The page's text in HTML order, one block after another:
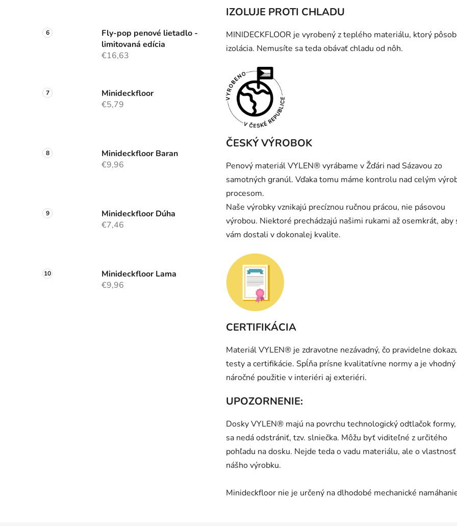
Fly-pop penové lietadlo -
limitovaná edícia
€16,63
Minideckfloor
€5,79
Minideckfloor Baran
€9,96
Minideckfloor Dúha
€7,46
Minideckfloor Lama
€9,96
IZOLUJE PROTI CHLADU
MINIDECKFLOOR je vyrobený z teplého materiálu, ktorý
izolácia. Nemusíte sa teda obávať chladu od nôh.
ČESKÝ VÝROBOK
Penový materiál VYLEN® vyrábame v Žďári nad Sázavou zo
samotných granúl. Vďaka tomu máme kontrolu nad celým
procesom.
Naše výrobky vznikajú precíznou ručnou prácou, nie pásovou
výrobou. Niektoré prechádzajú našimi rukami až osemkrát, aby
vám dostali v dokonalej kvalite.
CERTIFIKÁCIA
Materiál VYLEN® je zdravotne nezávadný, čo pravidelne
testy a certifikácie. Spĺňa prísne kvalitatívne normy a je
náročné použitie v interiéri aj exteriéri.
UPOZORNENIE:
Dosky VYLEN® majú na povrchu technologický odtlačok
sa nedá odstrániť, tzv. slniečka. Môžu byť viditeľné z určitého
pohľadu na dosku. Nejde teda o vadu materiálu, ale o vlastnosť
nášho výrobku.
Minideckfloor nie je určený na dlhodobé mechanické